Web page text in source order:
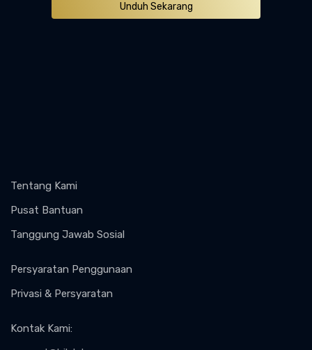
Unduh Sekarang
Tentang Kami
Pusat Bantuan
Tanggung Jawab Sosial
Persyaratan Penggunaan
Privasi & Persyaratan
Kontak Kami: